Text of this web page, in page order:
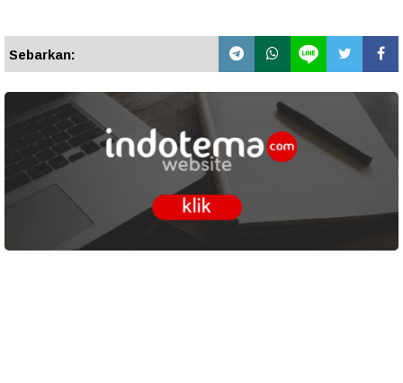
Sebarkan: